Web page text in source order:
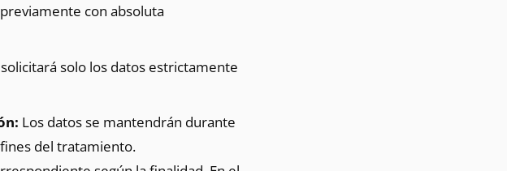
con absoluta
solo los datos estrictamente
Los datos se mantendrán durante
del tratamiento.